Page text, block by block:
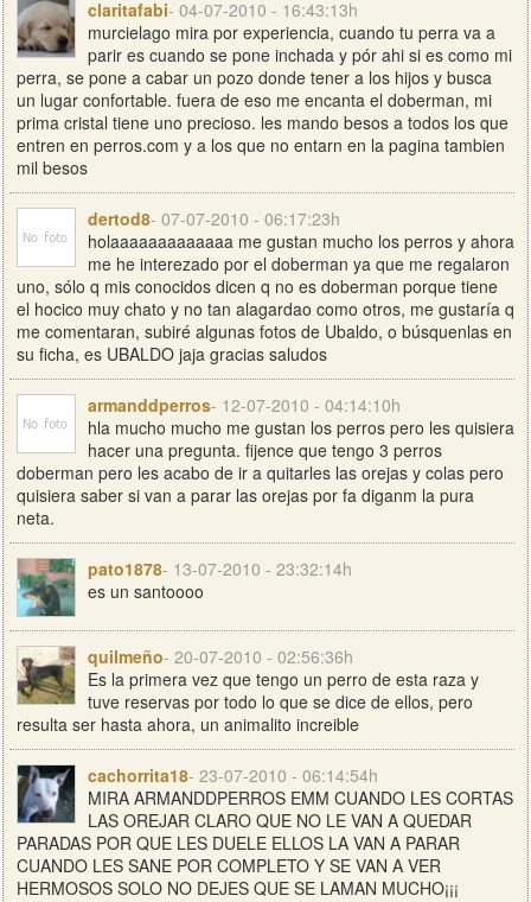
claritafabi- 04-07-2010 - 16:43:13h
murcielago mira por experiencia, cuando tu perra va a
parir es cuando se pone inchada y pór ahi si es como mi
perra, se pone a cabar un pozo donde tener a los hijos y busca
un lugar confortable. fuera de eso me encanta el doberman, mi
prima cristal tiene uno precioso. les mando besos a todos los que
entren en perros.com y a los que no entarn en la pagina tambien
mil besos
dertod8- 07-07-2010 - 06:17:23h
holaaaaaaaaaaaaa me gustan mucho los perros y ahora
me he interezado por el doberman ya que me regalaron
uno, sólo q mis conocidos dicen q no es doberman porque tiene
el hocico muy chato y no tan alagardao como otros, me gustaría q
me comentaran, subiré algunas fotos de Ubaldo, o búsquenlas en
su ficha, es UBALDO jaja gracias saludos
armanddperros- 12-07-2010 - 04:14:10h
hla mucho mucho me gustan los perros pero les quisiera
hacer una pregunta. fijence que tengo 3 perros
doberman pero les acabo de ir a quitarles las orejas y colas pero
quisiera saber si van a parar las orejas por fa diganm la pura
neta.
pato1878- 13-07-2010 - 23:32:14h
es un santoooo
quilmeño- 20-07-2010 - 02:56:36h
Es la primera vez que tengo un perro de esta raza y
tuve reservas por todo lo que se dice de ellos, pero
resulta ser hasta ahora, un animalito increible
cachorrita18- 23-07-2010 - 06:14:54h
MIRA ARMANDDPERROS EMM CUANDO LES CORTAS
LAS OREJAR CLARO QUE NO LE VAN A QUEDAR
PARADAS POR QUE LES DUELE ELLOS LA VAN A PARAR
CUANDO LES SANE POR COMPLETO Y SE VAN A VER
HERMOSOS SOLO NO DEJES QUE SE LAMAN MUCHO¡¡¡